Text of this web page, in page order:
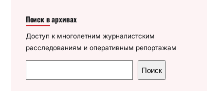
Поиск в архивах
Доступ к многолетним журналистским
расследованиям и оперативным репортажам
о
Поиск